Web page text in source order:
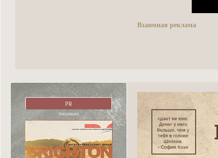
Взаимная реклама
PR
пиарщик